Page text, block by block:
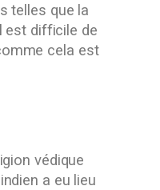
telles que la
est difficile de
cela est
védique
a eu lieu